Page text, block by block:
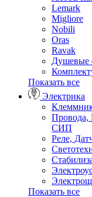
Lemark
Migliore
Nobili
Oras
Ravak
Душевые
Показать все
Электрика
Провода,
СИП
Реле,
Показать все